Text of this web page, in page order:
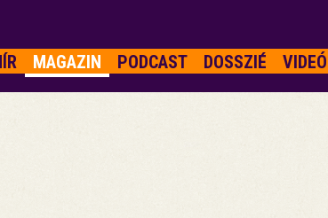
MAGAZIN PODCAST DOSSZIÉ VIDEÓ